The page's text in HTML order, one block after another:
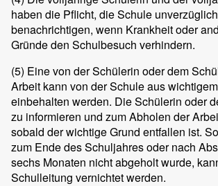
haben die Pflicht, die Schule
benachrichtigen, wenn Krankheit oder
Gründe den Schulbesuch verhindern.
(5) Eine von der Schülerin oder dem
Arbeit kann von der Schule aus
einbehalten werden. Die Schülerin oder
zu informieren und zum Abholen der
sobald der wichtige Grund entfallen ist.
zum Ende des Schuljahres oder nach
sechs Monaten nicht abgeholt wurde,
Schulleitung vernichtet werden.